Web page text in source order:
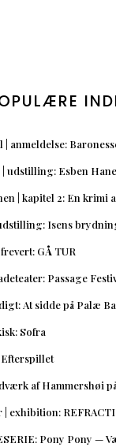
anmeldelse:
udstilling: Esben
| kapitel 2: En krimi
Isens
GÅ TUR
Passage
At sidde på Palæ
Sofra
Efterspillet
af Hammershøi
exhibition:
Pony Pony —